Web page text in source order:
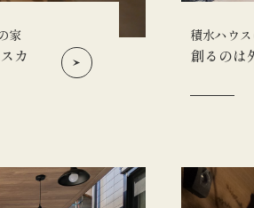
家
カ
積水ハウ
創るのは